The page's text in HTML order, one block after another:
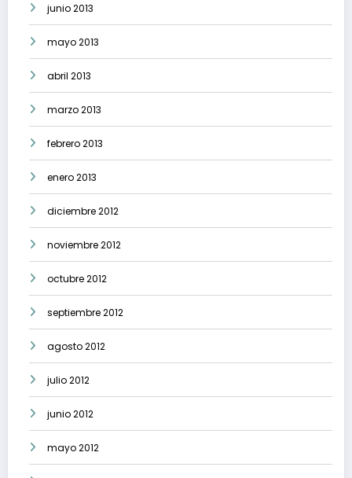
junio 2013
mayo 2013
abril 2013
marzo 2013
febrero 2013
enero 2013
diciembre 2012
noviembre 2012
octubre 2012
septiembre 2012
agosto 2012
julio 2012
junio 2012
mayo 2012